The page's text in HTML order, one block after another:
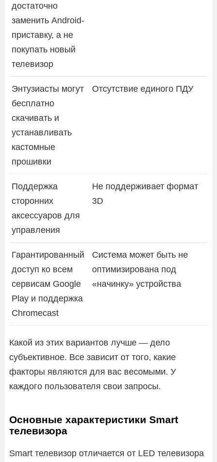
достаточно
заменить Android-
приставку, а не
покупать новый
телевизор
Энтузиасты могут
бесплатно
скачивать и
устанавливать
кастомные
прошивки
Отсутствие единого ПДУ
Поддержка
сторонних
аксессуаров для
управления
Не поддерживает формат
3D
Гарантированный
доступ ко всем
сервисам Google
Play и поддержка
Chromecast
Система может быть не
оптимизирована под
«начинку» устройства
Какой из этих вариантов лучше — дело
субъективное. Все зависит от того, какие
факторы являются для вас весомыми. У
каждого пользователя свои запросы.
Основные характеристики Smart
телевизора
Smart телевизор отличается от LED телевизора